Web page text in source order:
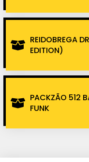
REIDOBREGA
EDITION)
PACKZÃO 512
FUNK